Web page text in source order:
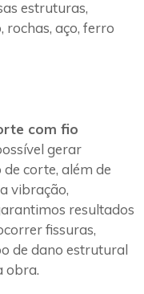
estruturas,
rochas, aço, ferro
com fio
gerar
corte, além de
vibração,
resultados
fissuras,
de dano estrutural
obra.